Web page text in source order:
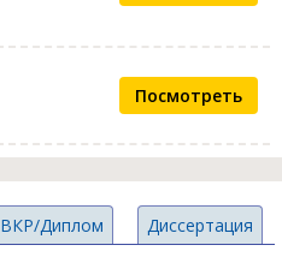
Посмотреть
ВКР/Диплом Диссертация